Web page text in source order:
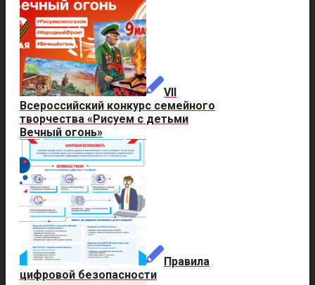
VII
Всероссийский конкурс семейного
творчества «Рисуем с детьми
Вечный огонь»
Правила
цифровой безопасности